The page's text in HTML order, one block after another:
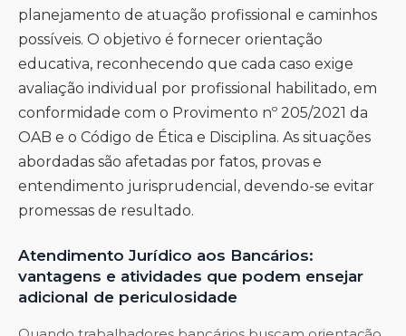
planejamento de atuação profissional e caminhos
possíveis. O objetivo é fornecer orientação
educativa, reconhecendo que cada caso exige
avaliação individual por profissional habilitado, em
conformidade com o Provimento nº 205/2021 da
OAB e o Código de Ética e Disciplina. As situações
abordadas são afetadas por fatos, provas e
entendimento jurisprudencial, devendo-se evitar
promessas de resultado.
Atendimento Jurídico aos Bancários:
vantagens e atividades que podem ensejar
adicional de periculosidade